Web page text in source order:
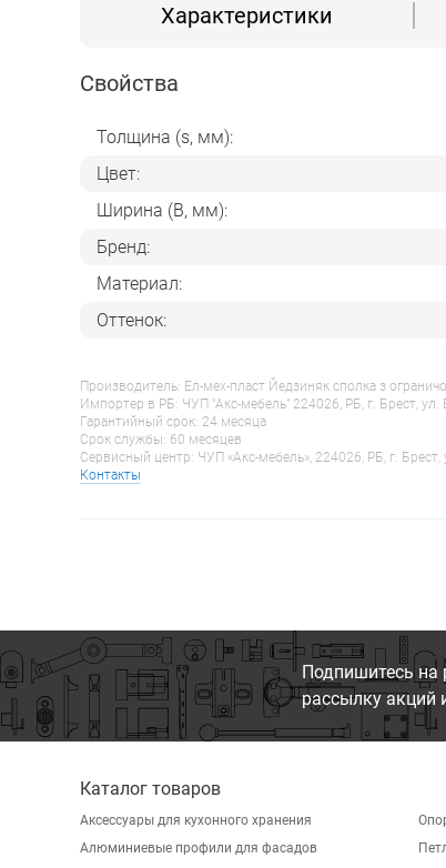
Характеристики
Свойства
Толщина (s, мм):
Цвет:
Ширина (B, мм):
Бренд:
Материал:
Оттенок:
Производитель: Ел-мех-пласт Йедзиняк сполка з
Импортер в РБ: ЧУП "Акс-мебель" 224026, РБ, г. Брест, ул.
Гарантийный срок: 24 месяца
Срок службы: 60 месяцев
Сервисный центр: ЧУП «Акс-мебель», 224026, РБ, г.
Контакты
Подпишитесь на
рассылку акций
Каталог товаров
Аксессуары для кухонного хранения
Алюминиевые профили для фасадов